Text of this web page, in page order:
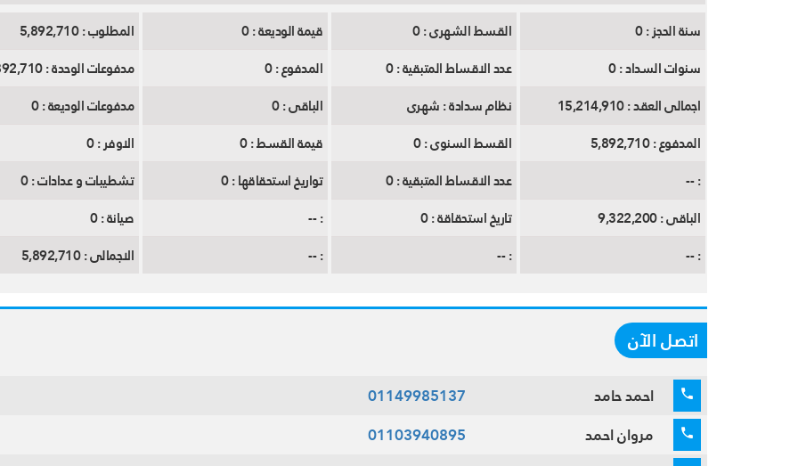
سنة الحجز :0
سنوات السداد :0
اجمالى العقد :15,214,910
المدفوع :5,892,710
:
--
الباقى :9,322,200
:
--
القسط الشهرى :0
عدد الاقساط المتبقية :0
نظام سدادة :شهرى
القسط السنوى :0
عدد الاقساط المتبقية :0
تاريخ استحقاقة :0
:
--
قيمة الوديعة :0
المدفوع :0
الباقى :0
قيمة القسط :0
تواريخ استحقاقها :0
:
--
:
--
المطلوب :5,892,710
مدفوعات الوحدة :5,892,710
مدفوعات الوديعة :0
الاوفر :0
تشطيبات و عدادات :0
صيانة :0
الاجمالى :5,892,710
اتصل الآن
احمد حامد
01149985137
مروان احمد
01103940895